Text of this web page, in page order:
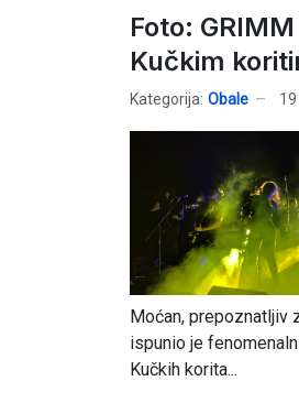
Foto:
Kučkim
Kategorija: Obale
Moćan, prepoznatljiv
ispunio je
Kučkih korita...